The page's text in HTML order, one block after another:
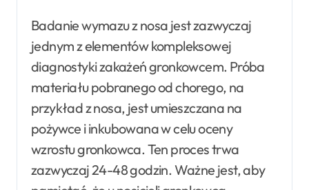
Badanie wymazu z nosa jest zazwyczaj
jednym z elementów kompleksowej
diagnostyki zakażeń gronkowcem. Próba
materiału pobranego od chorego, na
przykład z nosa, jest umieszczana na
pożywce i inkubowana w celu oceny
wzrostu gronkowca. Ten proces trwa
zazwyczaj 24-48 godzin. Ważne jest, aby